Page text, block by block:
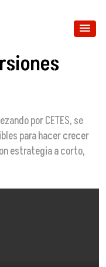
por CETES, se
para hacer crecer
estrategia a corto,